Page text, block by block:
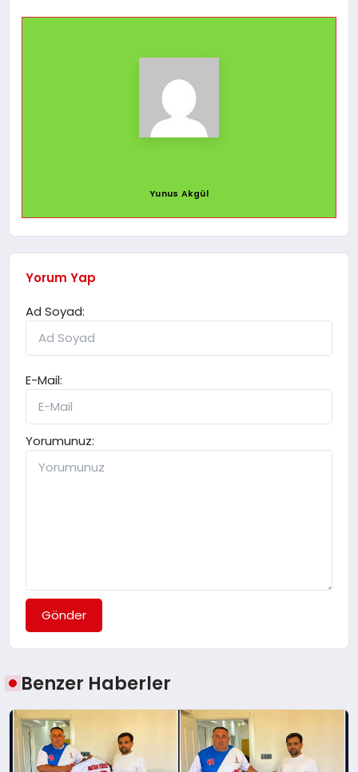
Yunus Akgül
Yorum Yap
Ad Soyad:
E-Mail:
Yorumunuz:
Gönder
Benzer Haberler